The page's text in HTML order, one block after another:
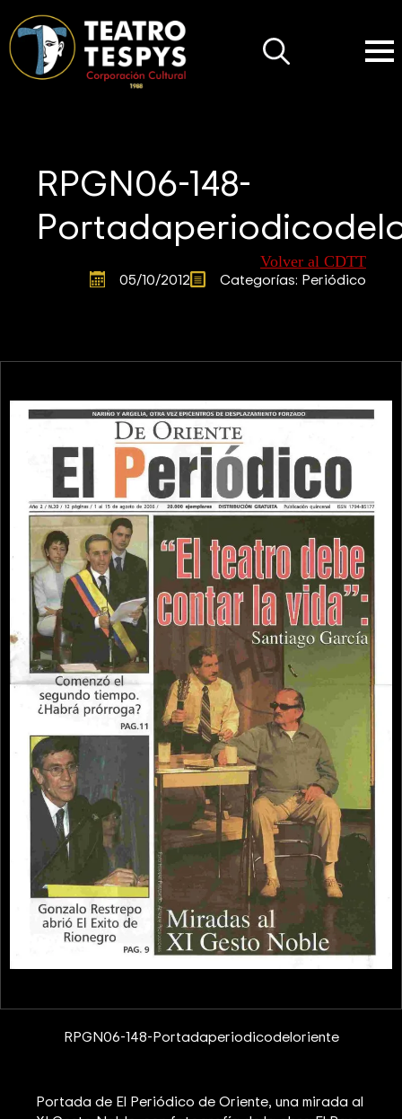
RPGN06-148-
Volver al CDTT
05/10/2012 Categorías: Periódico
RPGN06-148-Portadaperiodicodeloriente
Portada de El Periódico de Oriente, una mirada al